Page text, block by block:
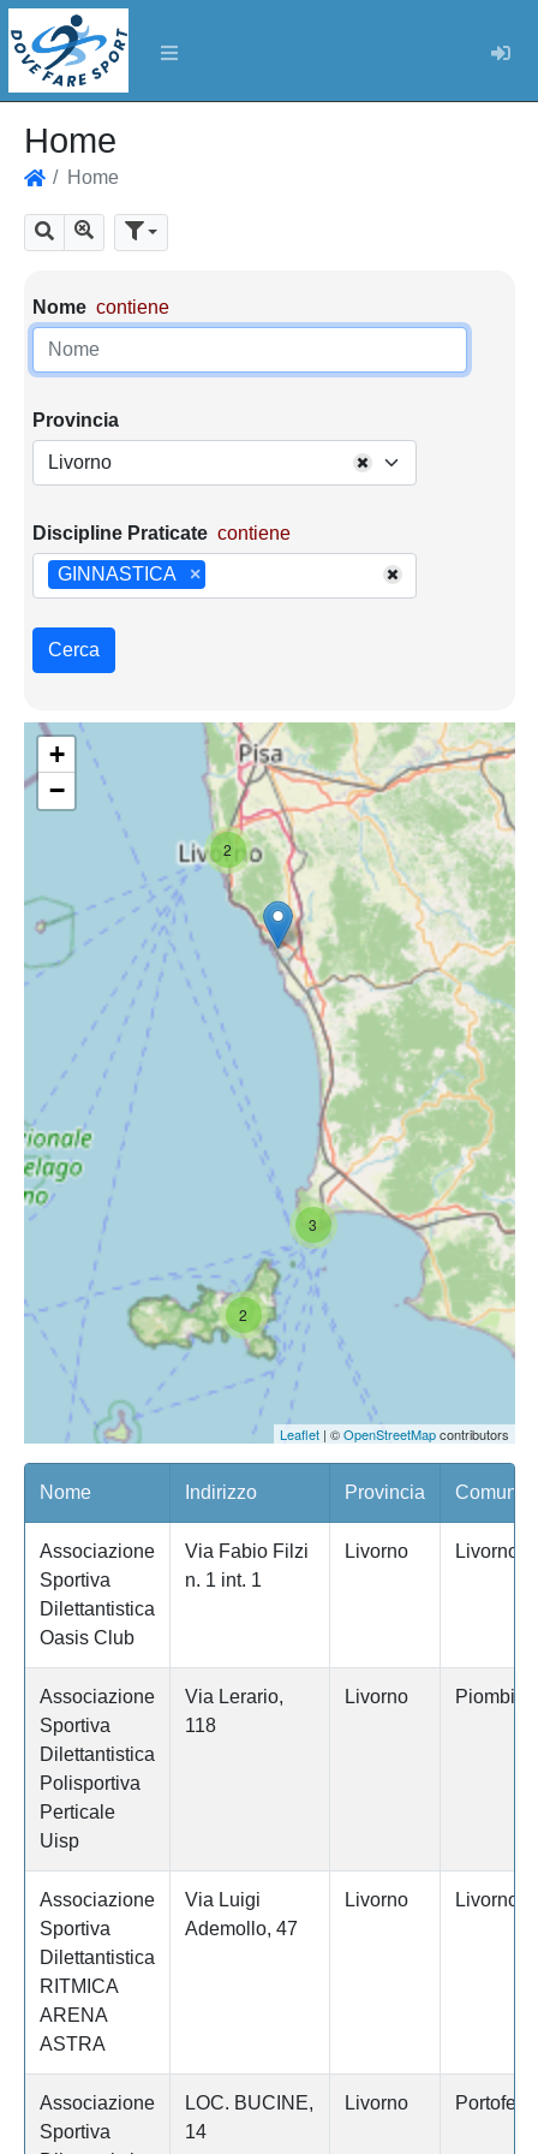
Home
Home
Cerca Mostra tutti i risultati
Parametri di ricerca
Nome contiene
Provincia
Livorno
Discipline Praticate contiene
×
GINNASTICA
Cerca
3
2
2
+
−
Leaflet| ©OpenStreetMapcontributors
Nome Indirizzo Provincia Comune/
Associazione
Sportiva
Dilettantistica
Oasis Club
Via Fabio Filzi
n. 1 int. 1
Livorno Livorno
Associazione
Sportiva
Dilettantistica
Polisportiva
Perticale
Uisp
Via Lerario,
118
Livorno Piombino
Associazione
Sportiva
Dilettantistica
RITMICA
ARENA
ASTRA
Via Luigi
Ademollo, 47
Livorno Livorno
Associazione
Sportiva
LOC. BUCINE,
14
Livorno